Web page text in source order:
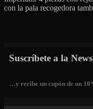
con la pala recogedora
Suscríbete a la
…y recibe un cupón de un